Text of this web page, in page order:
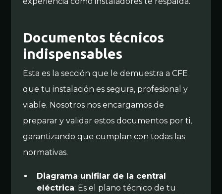
Documentos técnicos
indispensables
Esta es la sección que le demuestra a CFE
que tu instalación es segura, profesional y
viable. Nosotros nos encargamos de
preparar y validar estos documentos por ti,
garantizando que cumplan con todas las
normativas.
Diagrama unifilar de la central
eléctrica: Es el plano técnico de tu